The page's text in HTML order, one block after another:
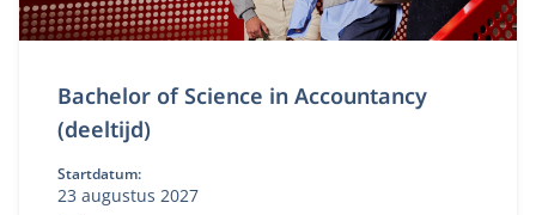
Bachelor of Science in Accountancy
(deeltijd)
Startdatum:
23 augustus 2027